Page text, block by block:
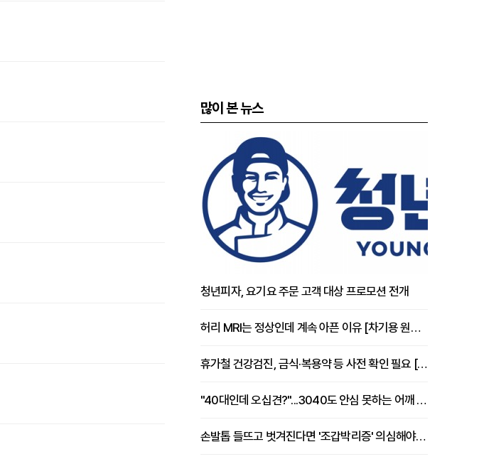
많이 본 뉴스
청년피자, 요기요 주문 고객 대상 프로모션 전개
허리 MRI는 정상인데 계속 아픈 이유 [차기용 원장 칼럼]
휴가철 건강검진, 금식·복용약 등 사전 확인 필요 [정도감 원장 칼럼]
"40대인데 오십견?"...3040도 안심 못하는 어깨 유착성 관절낭염
손발톱 들뜨고 벗겨진다면 '조갑박리증' 의심해야 [김철윤 원장 칼럼]